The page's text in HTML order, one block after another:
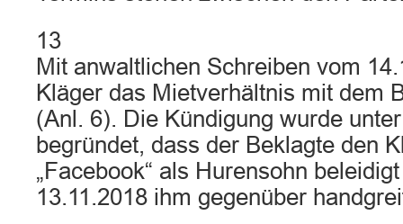
13
Mit anwaltlichen Schreiben vom
Kläger das Mietverhältnis mit dem
(Anl. 6). Die Kündigung wurde
begründet, dass der Beklagte den
„Facebook“ als Hurensohn
13.11.2018 ihm gegenüber